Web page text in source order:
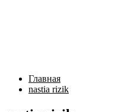
Главная
nastia rizik